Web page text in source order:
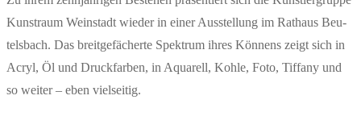
Kunst­raum Wein­stadt wie­der in einer Aus­stel­lung im Rat­haus Beu­
tels­bach. Das breit­ge­fä­cher­te Spek­trum ihres Kön­nens zeigt sich in
Acryl, Öl und Druck­far­ben, in Aqua­rell, Koh­le, Foto, Tif­fa­ny und
so wei­ter – eben vielseitig.